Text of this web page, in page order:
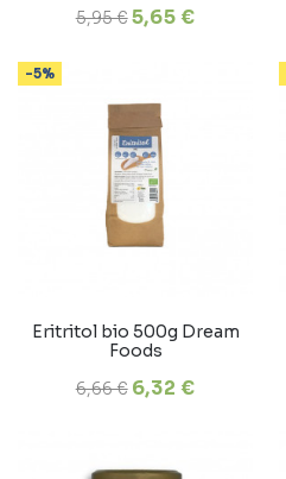
5,95 €5,65 €
-5%
Eritritol bio 500g Dream
Foods
6,66 € 6,32 €